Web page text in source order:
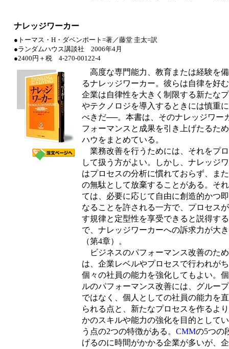
ナレッジワーカー
●トーマス・H・ダベンポート=著／藤堂 圭太=訳
●ランダムハウス講談社 2006年4月
●2400円＋税 4-270-00122-4
高度な専門能力、教育または経験を
るナレッジワーカー。彼らは自律を好
企業は自律性を大きく制限する新たな
やテクノロジを導入するときには慎重
べきだ──。本書は、そのナレッジワー
フォーマンスと成果を引き上げたるた
ハウをまとめている。
業務改善を行うためには、それをプ
して扱う方がよい。しかし、ナレッジ
はプロセスの分析に慣れておらず、ま
の無駄として放棄することがある。そ
ては、必要に応じて自由に創造的かつ
なることを許される一方で、プロセス
す規律と定型性を享受できると説得す
で、ナレッジワーカーへの訴求力が大
（第4章）。
ビジネスのパフォーマンス改善のた
は、企業レベルやプロセスで行われが
個々の社員の能力を強化してもよい。
ルのパフォーマンス改善には、グルー
ではなく、個人としての社員の能力を
られる点と、新たなプロセスを作るよ
かのスキルや能力の強化を目的として
う点の2つの特徴がある。 CMMの5つの
げるのに時間がかかる企業が多いが、